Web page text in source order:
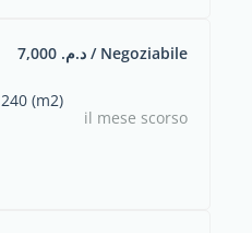
د.م. 7,000 / Negoziabile
(m2)
il mese scorso